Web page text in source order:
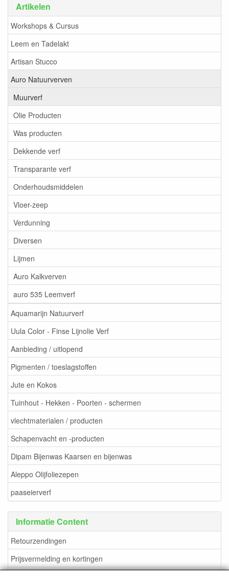
Artikelen
Workshops & Cursus
Leem en Tadelakt
Artisan Stucco
Auro Natuurverven
Muurverf
Olie Producten
Was producten
Dekkende verf
Transparante verf
Onderhoudsmiddelen
Vloer-zeep
Verdunning
Diversen
Lijmen
Auro Kalkverven
auro 535 Leemverf
Aquamarijn Natuurverf
Uula Color - Finse Lijnolie Verf
Aanbieding / uitlopend
Pigmenten / toeslagstoffen
Jute en Kokos
Tuinhout - Hekken - Poorten - schermen
vlechtmaterialen / producten
Schapenvacht en -producten
Dipam Bijenwas Kaarsen en bijenwas
Aleppo Olijfoliezepen
paaseierverf
Informatie Content
Retourzendingen
Prijsvermelding en kortingen